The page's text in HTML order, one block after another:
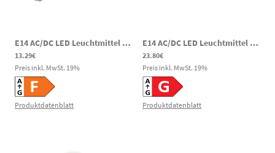
E14 AC/DC LED Leuchtmittel Kerze 4,5W 450lm 6000K 60-295V DC 85-265V AC Notbeleuchtung
13.29€
Preis inkl. MwSt. 19%
Produktdatenblatt
E14 AC/DC LED Leuchtmittel Röhre 8W 600lm 3000K 85-269V DC 85-265V ACNotbeleuchtung
23.80€
Preis inkl. MwSt. 19%
Produktdatenblatt